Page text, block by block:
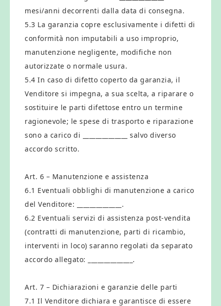
mesi/anni decorrenti dalla data di consegna.
5.3 La garanzia copre esclusivamente i difetti di
conformità non imputabili a uso improprio,
manutenzione negligente, modifiche non
autorizzate o normale usura.
5.4 In caso di difetto coperto da garanzia, il
Venditore si impegna, a sua scelta, a riparare o
sostituire le parti difettose entro un termine
ragionevole; le spese di trasporto e riparazione
sono a carico di ______________ salvo diverso
accordo scritto.
Art. 6 – Manutenzione e assistenza
6.1 Eventuali obblighi di manutenzione a carico
del Venditore: ______________.
6.2 Eventuali servizi di assistenza post-vendita
(contratti di manutenzione, parti di ricambio,
interventi in loco) saranno regolati da separato
accordo allegato: ______________.
Art. 7 – Dichiarazioni e garanzie delle parti
7.1 Il Venditore dichiara e garantisce di essere